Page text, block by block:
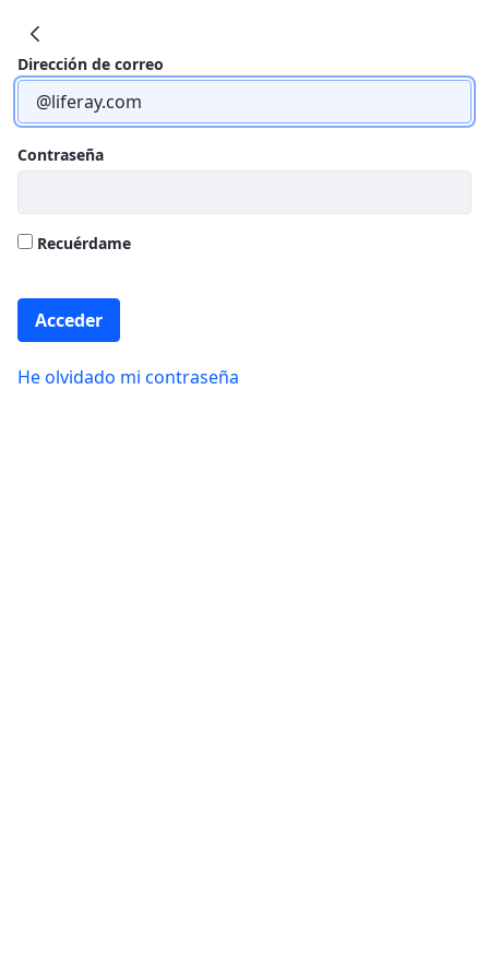
Dirección de correo
Contraseña
Recuérdame
Acceder
He olvidado mi contraseña